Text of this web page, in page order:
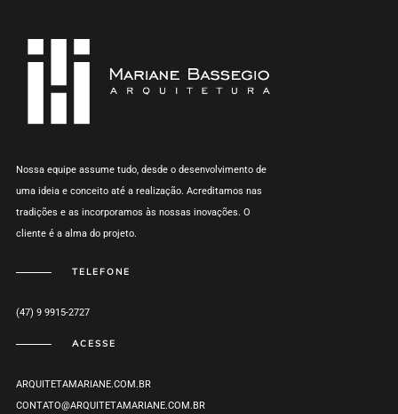
Nossa equipe assume tudo, desde o desenvolvimento de
uma ideia e conceito até a realização. Acreditamos nas
tradições e as incorporamos às nossas inovações. O
cliente é a alma do projeto.
TELEFONE
(47) 9 9915-2727
ACESSE
ARQUITETAMARIANE.COM.BR
CONTATO@ARQUITETAMARIANE.COM.BR